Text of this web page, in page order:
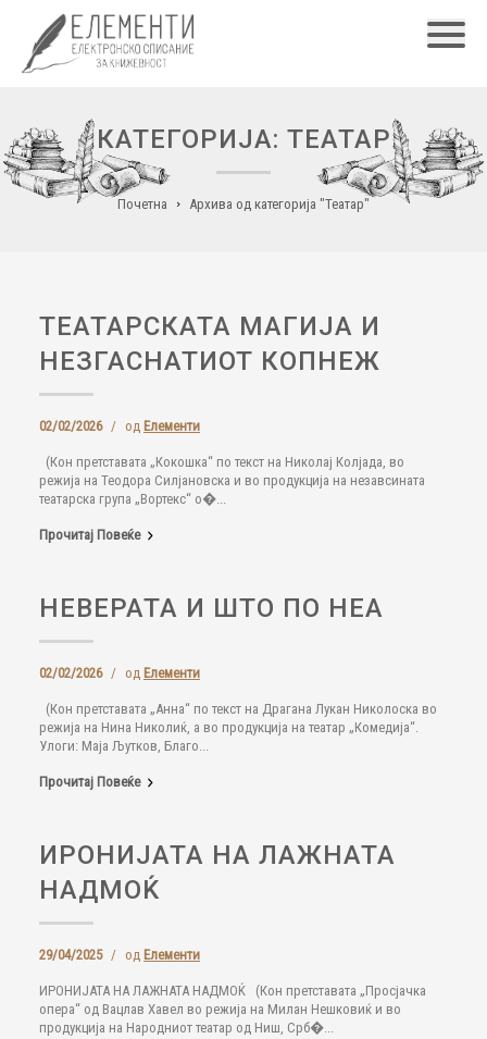
КАТЕГОРИЈА: ТЕАТАР
Почетна Архива од категорија "Театар"
ТЕАТАРСКАТА МАГИЈА И
НЕЗГАСНАТИОТ КОПНЕЖ
02/02/2026 / од Елементи
(Кон претставата „Кокошка“ по текст на Николај Колјада, во
режија на Теодора Силјановска и во продукција на незавсината
театарска група „Вортекс“ о�...
Прочитај Повеќе
НЕВЕРАТА И ШТО ПО НЕА
02/02/2026 / од Елементи
(Кон претставата „Анна“ по текст на Драгана Лукан Николоска во
режија на Нина Николиќ, а во продукција на театар „Комедија“.
Улоги: Маја Љутков, Благо...
Прочитај Повеќе
ИРОНИЈАТА НА ЛАЖНАТА
НАДМОЌ
29/04/2025 / од Елементи
ИРОНИЈАТА НА ЛАЖНАТА НАДМОЌ (Кон претставата „Просјачка
опера“ од Вацлав Хавел во режија на Милан Нешковиќ и во
продукција на Народниот театар од Ниш, Срб�...